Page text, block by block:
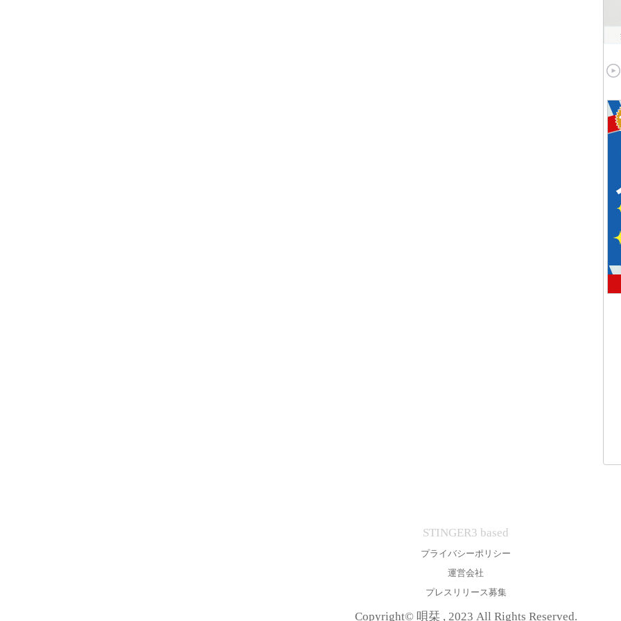
STINGER3 based
プライバシーポリシー
運営会社
プレスリリース募集
Copyright© 唄栞 , 2023 All Rights Reserved.